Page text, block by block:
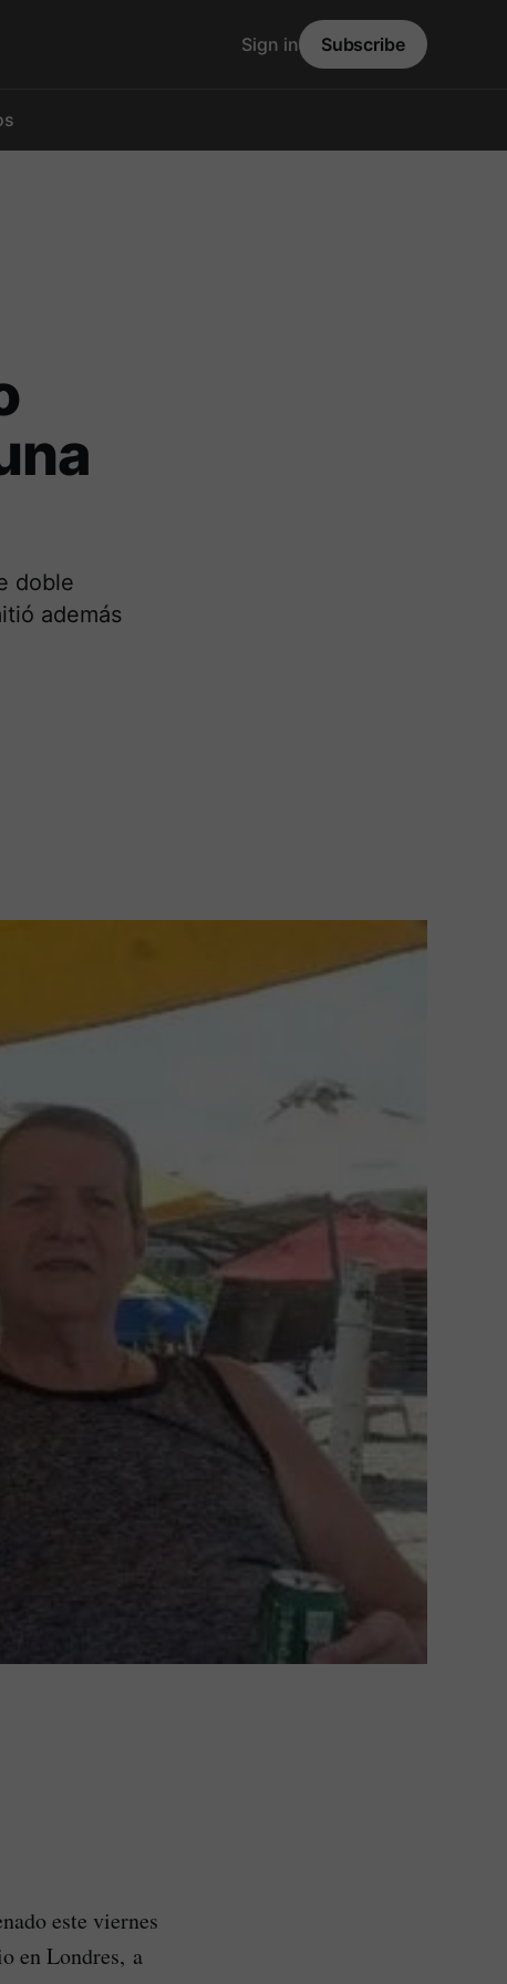
Sign in Subscribe
doble
además
este viernes
en Londres, a